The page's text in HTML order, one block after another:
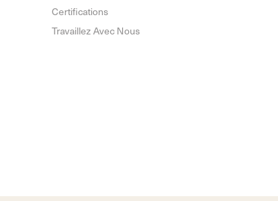
Certifications
Travaillez Avec Nous